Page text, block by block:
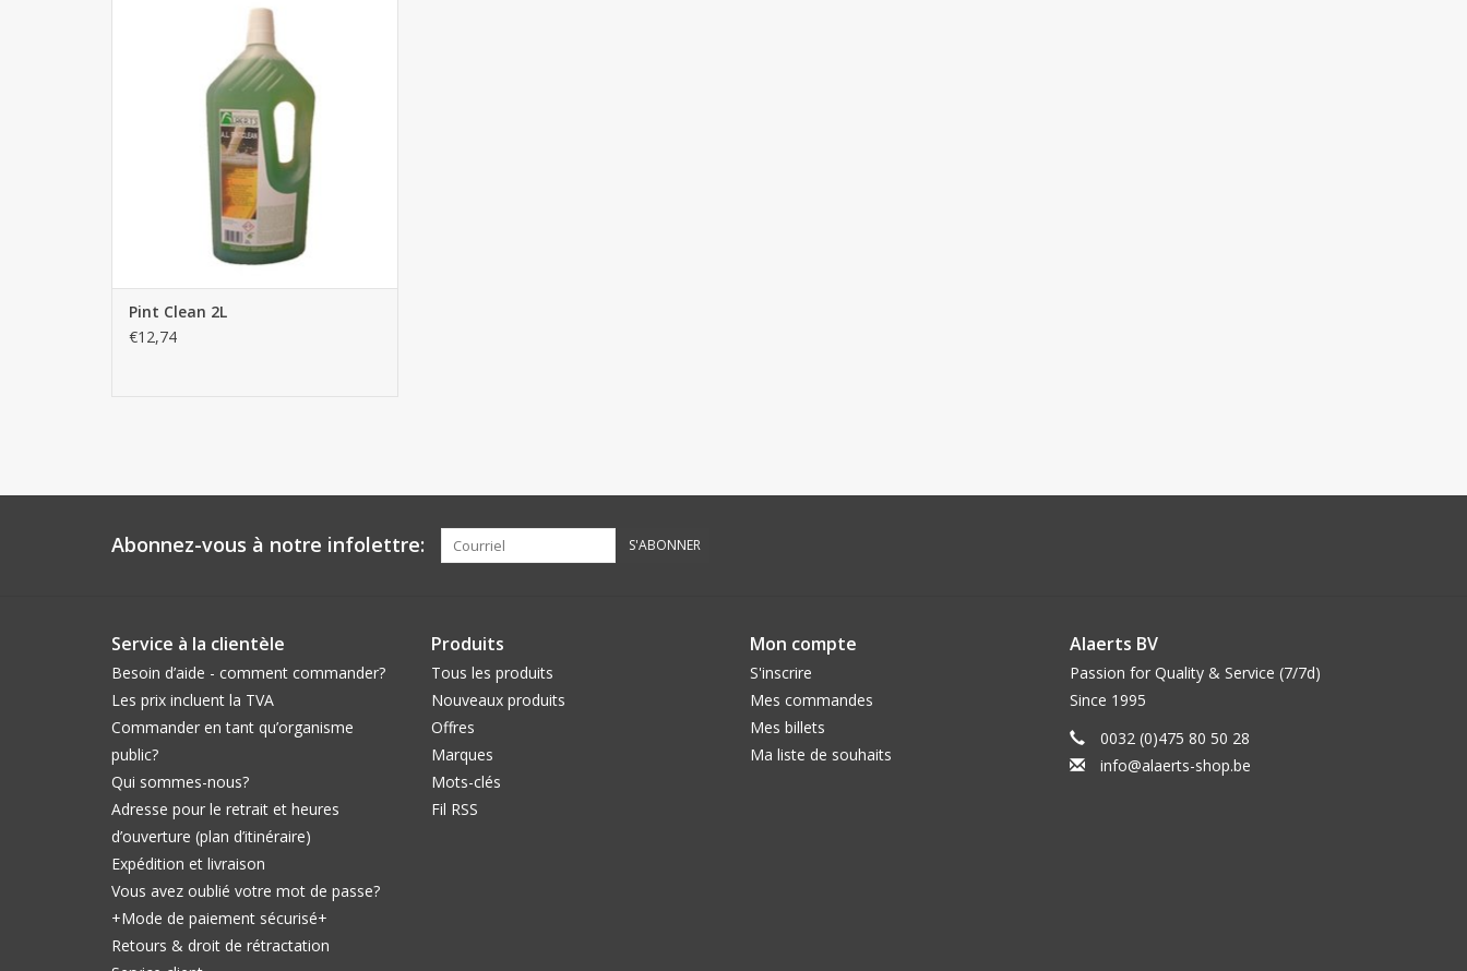
Pint Clean 2L
€12,74
Abonnez-vous à notre infolettre: S'ABONNER
Service à la clientèle
Besoin d’aide - comment commander?
Les prix incluent la TVA
Commander en tant qu’organisme
public?
Qui sommes-nous?
Adresse pour le retrait et heures
d’ouverture (plan d’itinéraire)
Expédition et livraison
Vous avez oublié votre mot de passe?
+Mode de paiement sécurisé+
Retours & droit de rétractation
Produits
Tous les produits
Nouveaux produits
Offres
Marques
Mots-clés
Fil RSS
Mon compte
S'inscrire
Mes commandes
Mes billets
Ma liste de souhaits
Alaerts BV
Passion for Quality & Service (7/7d)
Since 1995
0032 (0)475 80 50 28
info@alaerts-shop.be